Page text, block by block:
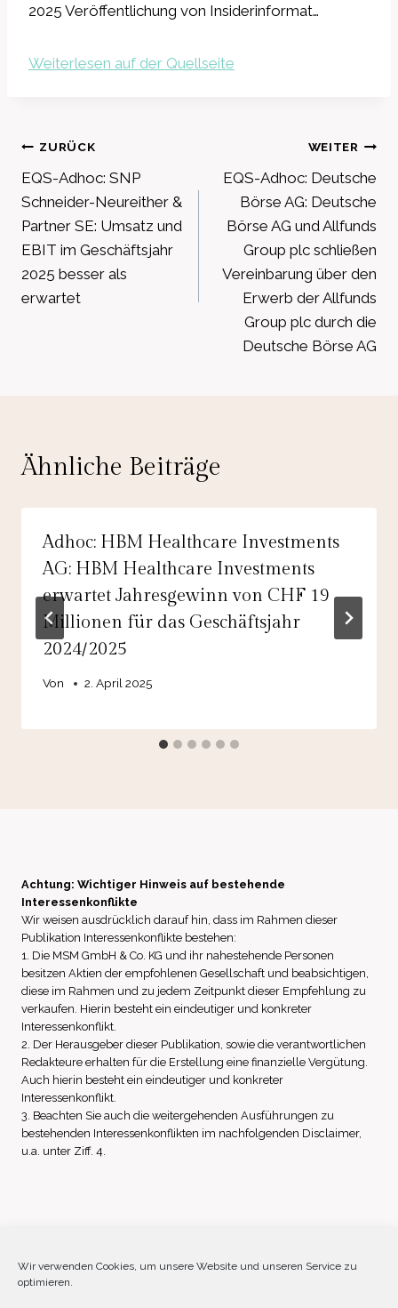
Wir verwenden Cookies, um unsere Website und unseren Service zu
optimieren.
2025 Veröffentlichung von Insiderinformat…
Weiterlesen auf der Quellseite
Beitragsnavigation
ZURÜCK
EQS-Adhoc: SNP
Schneider-Neureither &
Partner SE: Umsatz und
EBIT im Geschäftsjahr
2025 besser als
erwartet
WEITER
EQS-Adhoc: Deutsche
Börse AG: Deutsche
Börse AG und Allfunds
Group plc schließen
Vereinbarung über den
Erwerb der Allfunds
Group plc durch die
Deutsche Börse AG
Ähnliche Beiträge
Adhoc: HBM Healthcare Investments
AG: HBM Healthcare Investments
erwartet Jahresgewinn von CHF 19
Millionen für das Geschäftsjahr
2024/2025
Von 2. April 2025
Achtung: Wichtiger Hinweis auf bestehende
Interessenkonflikte
Wir weisen ausdrücklich darauf hin, dass im Rahmen dieser
Publikation Interessenkonflikte bestehen:
1. Die MSM GmbH & Co. KG und ihr nahestehende Personen
besitzen Aktien der empfohlenen Gesellschaft und beabsichtigen,
diese im Rahmen und zu jedem Zeitpunkt dieser Empfehlung zu
verkaufen. Hierin besteht ein eindeutiger und konkreter
Interessenkonflikt.
2. Der Herausgeber dieser Publikation, sowie die verantwortlichen
Redakteure erhalten für die Erstellung eine finanzielle Vergütung.
Auch hierin besteht ein eindeutiger und konkreter
Interessenkonflikt.
3. Beachten Sie auch die weitergehenden Ausführungen zu
bestehenden Interessenkonflikten im nachfolgenden Disclaimer,
u.a. unter Ziff. 4.
Impressum Datenschutz
Disclaimer